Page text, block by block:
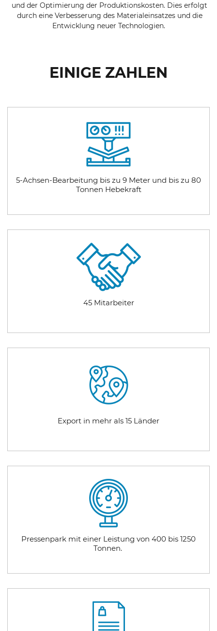
und der Optimierung der Produktionskosten. Dies erfolgt
durch eine Verbesserung des Materialeinsatzes und die
Entwicklung neuer Technologien.
EINIGE ZAHLEN
5-Achsen-Bearbeitung bis zu 9 Meter und bis zu 80
Tonnen Hebekraft
45 Mitarbeiter
Export in mehr als 15 Länder
Pressenpark mit einer Leistung von 400 bis 1250
Tonnen.